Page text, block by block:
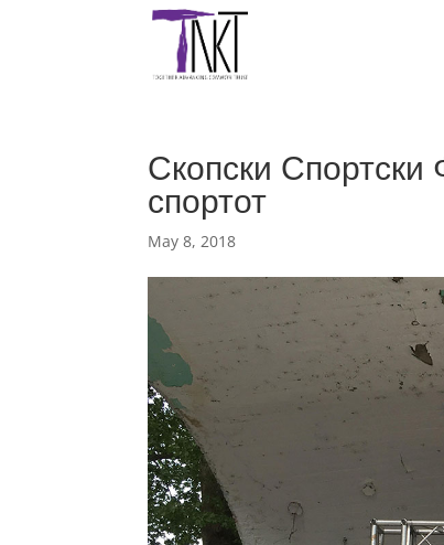
Скопски
спортот
May 8, 2018